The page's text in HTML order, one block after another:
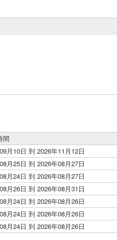
間
月10日 到 2026年11月12日
月25日 到 2026年08月27日
月24日 到 2026年08月27日
月26日 到 2026年08月31日
月24日 到 2026年08月26日
月24日 到 2026年08月26日
月24日 到 2026年08月26日